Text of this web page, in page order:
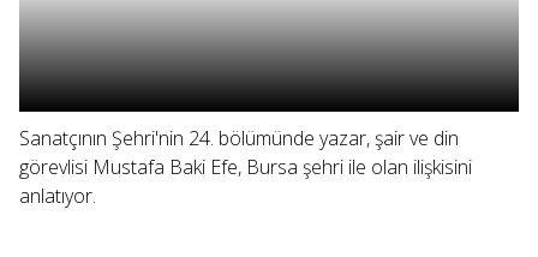
Sanatçının Şehri'nin 24. bölümünde yazar, şair ve din
görevlisi Mustafa Baki Efe, Bursa şehri ile olan ilişkisini
anlatıyor.